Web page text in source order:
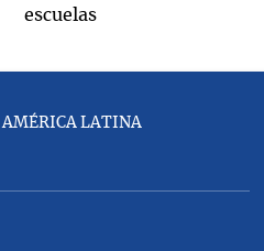
escuelas
AMÉRICA LATINA